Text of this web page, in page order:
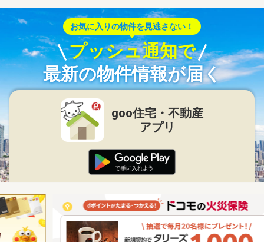
お気に入りの物件を見逃さない！
プッシュ通知で
最新の物件情報が届く
goo住宅・不動産
アプリ